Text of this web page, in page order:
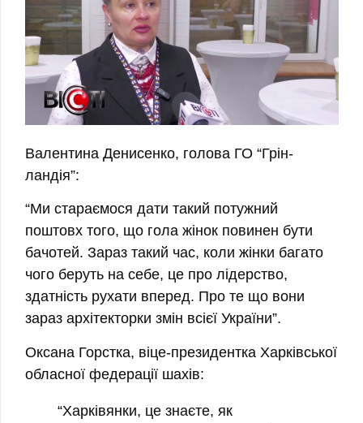
Валентина Денисенко, голова ГО “Грін-
ландія”:
“Ми стараємося дати такий потужний
поштовх того, що гола жінок повинен бути
бачотей. Зараз такий час, коли жінки багато
чого беруть на себе, це про лідерство,
здатність рухати вперед. Про те що вони
зараз архітекторки змін всієї України”.
Оксана Горстка, віце-президентка Харківської
обласної федерації шахів:
“Харківянки, це знаєте, як